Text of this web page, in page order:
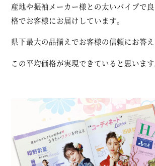
産地や振袖メーカー様との太いパイプで
格でお客様にお届けしています。
県下最大の品揃えでお客様の信頼にお答
この平均価格が実現できていると思います